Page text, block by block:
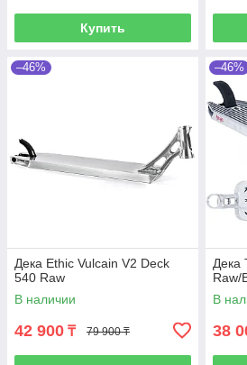
Купить
–46%
Дека Ethic Vulcain V2 Deck
540 Raw
В наличии
42 900 ₸ 79 900 ₸
–46%
Дека
Raw/
В
38